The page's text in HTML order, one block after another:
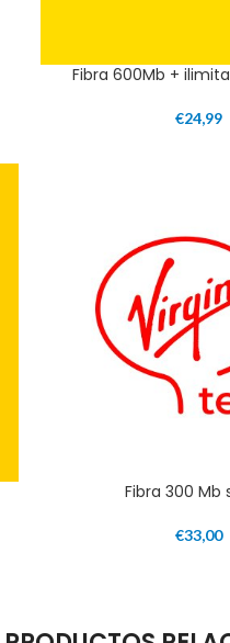
Fibra 600Mb +
€24,99
Fibra 300 Mb
€33,00